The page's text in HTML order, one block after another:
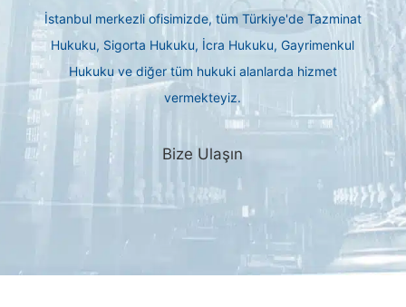
İstanbul merkezli ofisimizde, tüm Türkiye'de Tazminat
Hukuku, Sigorta Hukuku, İcra Hukuku, Gayrimenkul
Hukuku ve diğer tüm hukuki alanlarda hizmet
vermekteyiz.
Bize Ulaşın